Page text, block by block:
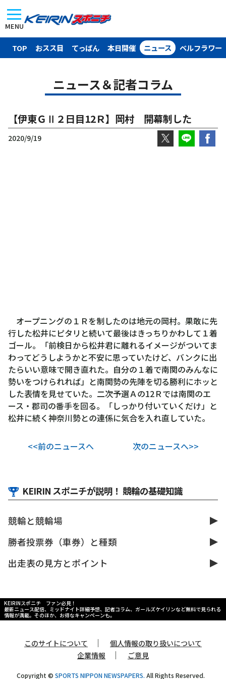
MENU
TOP おスス目 てっぱん 本日開催 ニュース ベルフラワー
ニュース＆記者コラム
【伊東ＧⅡ２日目12Ｒ】岡村 開幕制した
2020/9/19
オープニングの１Ｒを制したのは地元の岡村。果敢に先
行した松井にピタリと続いて最後はきっちりかわして１着
ゴール。「前検日から松井君に離れるイメージがついてま
わってどうしようかと不安に思っていたけど、バンクに出
たらいい意味で開き直れた。自分の１着で南関のみんなに
勢いをつけられれば」と南関勢の先陣を切る勝利にホッと
した表情を見せていた。二次予選Ａの12Ｒでは南関のエ
ース・郡司の番手を回る。「しっかり付いていくだけ」と
松井に続く神奈川勢との連係に気合を入れ直していた。
<<前のニュースへ 次のニュースへ>>
KEIRIN スポニチが説明！ 競輪の基礎知識
競輪と競輪場
勝者投票券（車券）と種類
出走表の見方とポイント
KEIRINスポニチ ファン必見！
最新ニュース配信、ミッドナイト詳細予想、記者コラム、ガールズケイリンなど無料で見られる
情報が満載。そのほか、お得なキャンペーンも。
このサイトについて ｜
個人情報の取り扱いについて
企業情報
｜ ご意見
Copyright © SPORTS NIPPON NEWSPAPERS. All Rights Reserved.